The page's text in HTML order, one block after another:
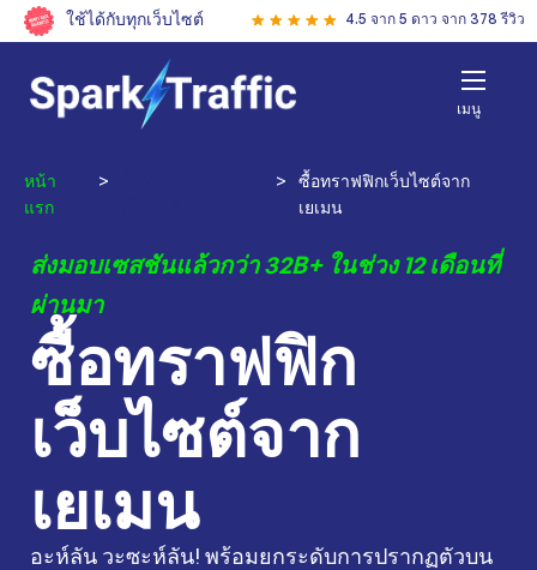
ใช้ได้กับทุกเว็บไซต์ 4.5 จาก 5 ดาว จาก 378 รีวิว
เมนู
หน้า
แรก
> >
ซื้อทราฟฟิกเว็บไซต์จาก
เยเมน
ส่งมอบเซสชันแล้วกว่า 32B+ ในช่วง 12 เดือนที่
ผ่านมา
ซื้อทราฟฟิก
เว็บไซต์จาก
เยเมน
อะห์ลัน วะซะห์ลัน! พร้อมยกระดับการปรากฏตัวบน